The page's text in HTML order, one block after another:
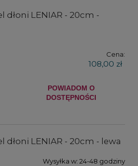
dłoni LENIAR - 20cm -
Cena:
108,00 zł
POWIADOM O
DOSTĘPNOŚCI
dłoni LENIAR - 20cm - lewa
Wysyłka w: 24-48 godziny